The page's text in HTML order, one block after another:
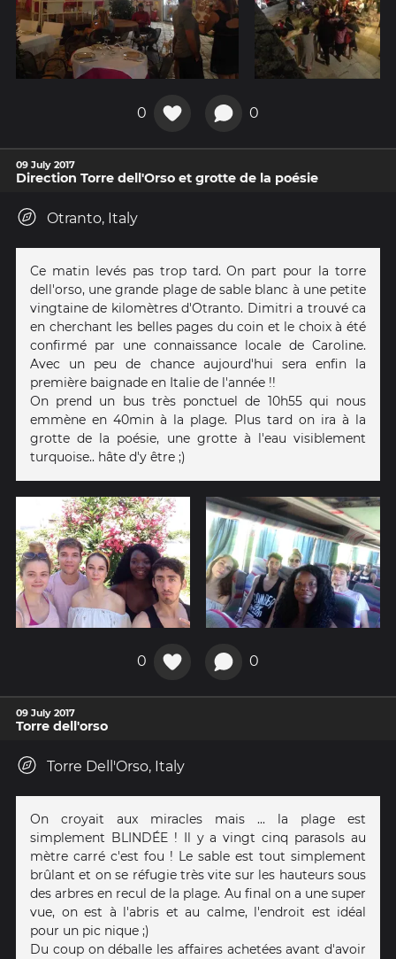
0 0
09 July 2017
Direction Torre dell'Orso et grotte de la poésie
Otranto, Italy
Ce matin levés pas trop tard. On part pour la torre
dell'orso, une grande plage de sable blanc à une petite
vingtaine de kilomètres d'Otranto. Dimitri a trouvé ca
en cherchant les belles pages du coin et le choix à été
confirmé par une connaissance locale de Caroline.
Avec un peu de chance aujourd'hui sera enfin la
première baignade en Italie de l'année !!
On prend un bus très ponctuel de 10h55 qui nous
emmène en 40min à la plage. Plus tard on ira à la
grotte de la poésie, une grotte à l'eau visiblement
turquoise.. hâte d'y être ;)
0 0
09 July 2017
Torre dell'orso
Torre Dell'Orso, Italy
On croyait aux miracles mais ... la plage est
simplement BLINDÉE ! Il y a vingt cinq parasols au
mètre carré c'est fou ! Le sable est tout simplement
brûlant et on se réfugie très vite sur les hauteurs sous
des arbres en recul de la plage. Au final on a une super
vue, on est à l'abris et au calme, l'endroit est idéal
pour un pic nique ;)
Du coup on déballe les affaires achetées avant d'avoir